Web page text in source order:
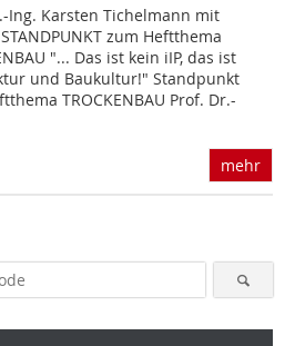
Ing. Karsten Tichelmann mit
zum Heftthema
"... Das ist kein iIP, das ist
und Baukultur!" Standpunkt
TROCKENBAU Prof. Dr.-
mehr